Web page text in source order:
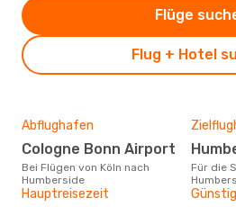
Flug + Hotel
Flüge
Abflughafen
Cologne Bonn Airport
Bei Flügen von Köln nach
Humberside
Für die Strecke von Köln nach
Hauptreisezeit